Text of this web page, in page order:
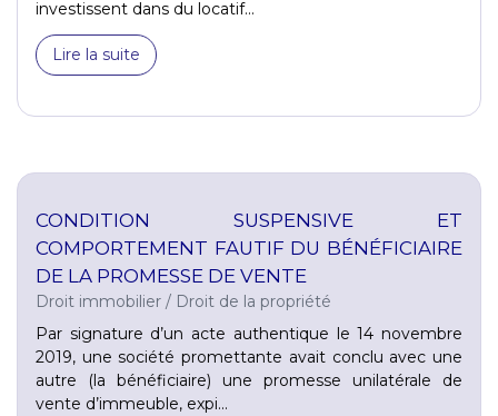
investissent dans du locatif...
Lire la suite
CONDITION SUSPENSIVE ET
COMPORTEMENT FAUTIF DU BÉNÉFICIAIRE
DE LA PROMESSE DE VENTE
Droit immobilier / Droit de la propriété
Par signature d’un acte authentique le 14 novembre
2019, une société promettante avait conclu avec une
autre (la bénéficiaire) une promesse unilatérale de
vente d’immeuble, expi...